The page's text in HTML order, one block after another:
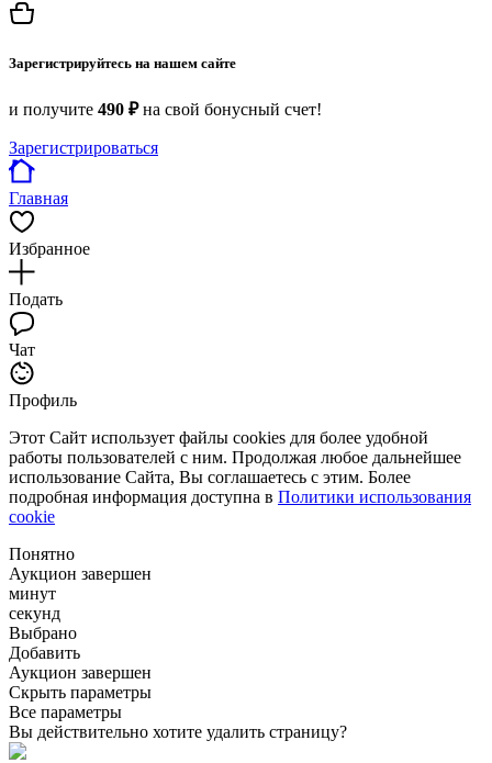
Зарегистрируйтесь на нашем сайте
и получите 490 ₽на свой бонусный счет!
Зарегистрироваться
Главная
Избранное
Подать
Чат
Профиль
Этот Сайт использует файлы cookies для более удобной
работы пользователей с ним. Продолжая любое дальнейшее
использование Сайта, Вы соглашаетесь с этим. Более
подробная информация доступна в Политики использования
cookie
Понятно
Аукцион завершен
минут
секунд
Выбрано
Добавить
Аукцион завершен
Скрыть параметры
Все параметры
Вы действительно хотите удалить страницу?